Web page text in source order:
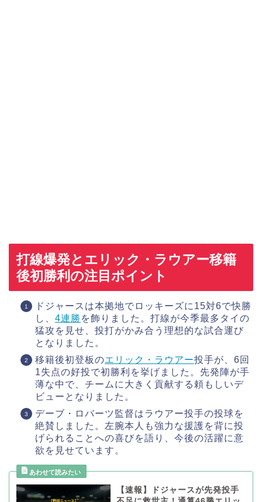
打線爆発とエリック・ラウアー移籍
後初勝利の注目ポイント
ドジャースは本拠地でロッキーズに15対6で快勝
し、 4連勝 を飾りました。打線が今季最多タイの
猛攻を見せ、投打がかみ合う理想的な試合運び
となりました。
移籍後初登板のエリック・ラウアー投手が、6回
1失点の好投で初勝利を挙げました。先発陣が手
薄な中で、チームに大きく貢献する頼もしいデ
ビューとなりました。
デーブ・ロバーツ監督はラウアー投手の投球を
絶賛しました。左腕本人も強力な援護を背に投
げられることへの喜びを語り、今後の活躍に意
欲を見せています。
【速報】ドジャースが先発投手